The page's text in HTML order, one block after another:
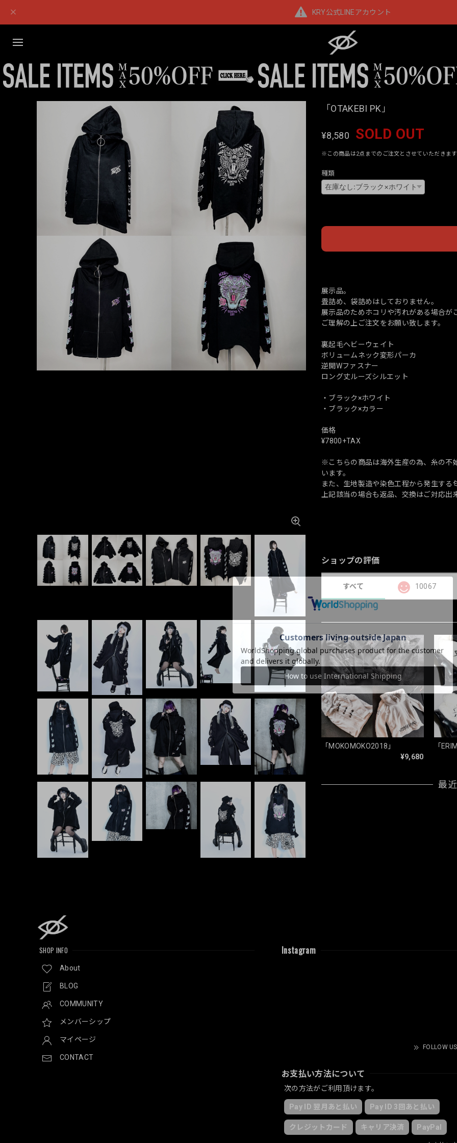
KRY公式LINEアカウント
「OTAKEBI PK」
¥8,580 SOLD OUT
※この商品は2点までのご注文とさせていただきます
種類
展示品。
畳詰め、袋詰めはしておりません。
展示品のためホコリや汚れがある場合が
ご理解の上ご注文をお願い致します。
裏起毛ヘビーウェイト
ボリュームネック変形パーカ
逆開Wファスナー
ロング丈ルーズシルエット
・ブラック×ホワイト
・ブラック×カラー
価格
¥7800+TAX
※こちらの商品は海外生産の為、糸の不
います。
また、生地製造や染色工程から発生する
上記該当の場合も返品、交換はご対応出
ショップの評価
すべて 10067
「MOKOMOKO2018」
¥9,680
「
最
SHOP INFO
About
BLOG
COMMUNITY
メンバーシップ
マイページ
CONTACT
Instagram
FOLLOW
お支払い方法について
次の方法がご利用頂けます。
Pay ID 翌月あと払い Pay ID 3回あと払い
クレジットカード キャリア決済 PayPal